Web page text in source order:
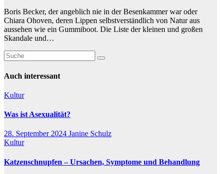
Boris Becker, der angeblich nie in der Besenkammer war oder
Chiara Ohoven, deren Lippen selbstverständlich von Natur aus
aussehen wie ein Gummiboot. Die Liste der kleinen und großen
Skandale und…
Auch interessant
Kultur
Was ist Asexualität?
28. September 2024 Janine Schulz
Kultur
Katzenschnupfen – Ursachen, Symptome und Behandlung